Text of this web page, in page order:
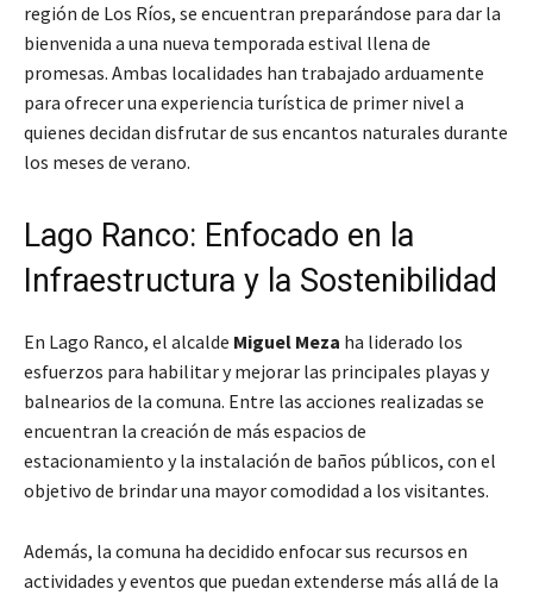
región de Los Ríos, se encuentran preparándose para dar la
bienvenida a una nueva temporada estival llena de
promesas. Ambas localidades han trabajado arduamente
para ofrecer una experiencia turística de primer nivel a
quienes decidan disfrutar de sus encantos naturales durante
los meses de verano.
Lago Ranco: Enfocado en la
Infraestructura y la Sostenibilidad
En Lago Ranco, el alcalde Miguel Meza ha liderado los
esfuerzos para habilitar y mejorar las principales playas y
balnearios de la comuna. Entre las acciones realizadas se
encuentran la creación de más espacios de
estacionamiento y la instalación de baños públicos, con el
objetivo de brindar una mayor comodidad a los visitantes.
Además, la comuna ha decidido enfocar sus recursos en
actividades y eventos que puedan extenderse más allá de la